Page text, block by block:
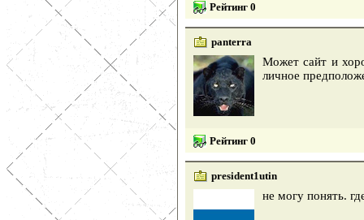
Рейтинг 0
panterra
Может сайт и
личное
Рейтинг 0
president1utin
не могу понять.